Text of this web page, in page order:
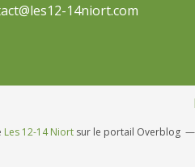
14niort.com
Les 12-14 Niort sur le portail Overblog